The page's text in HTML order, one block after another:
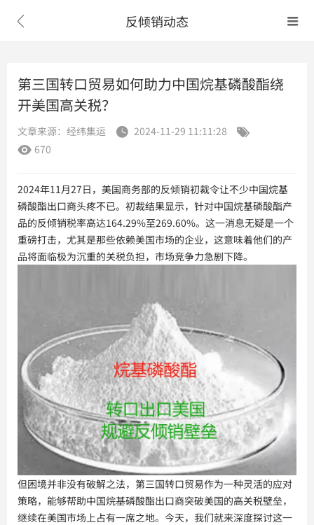
 反倾销动态 
第三国转口贸易如何助力中国烷基磷酸酯绕
开美国高关税？
文章来源：经纬集运  2024-11-29 11:11:28

 670
2024年11月27日，美国商务部的反倾销初裁令让不少中国烷基
磷酸酯出口商头疼不已。初裁结果显示，针对中国烷基磷酸酯产
品的反倾销税率高达164.29%至269.60%。这一消息无疑是一个
重磅打击，尤其是那些依赖美国市场的企业，这意味着他们的产
品将面临极为沉重的关税负担，市场竞争力急剧下降。
但困境并非没有破解之法，第三国转口贸易作为一种灵活的应对
策略，能够帮助中国烷基磷酸酯出口商突破美国的高关税壁垒，
继续在美国市场上占有一席之地。今天，我们就来深度探讨这一